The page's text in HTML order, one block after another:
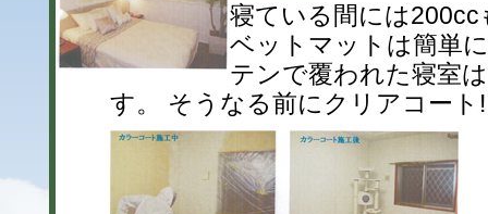
寝ている間には
ベットマットは簡単
テンで覆われた寝室
す。 そうなる前にクリアコート